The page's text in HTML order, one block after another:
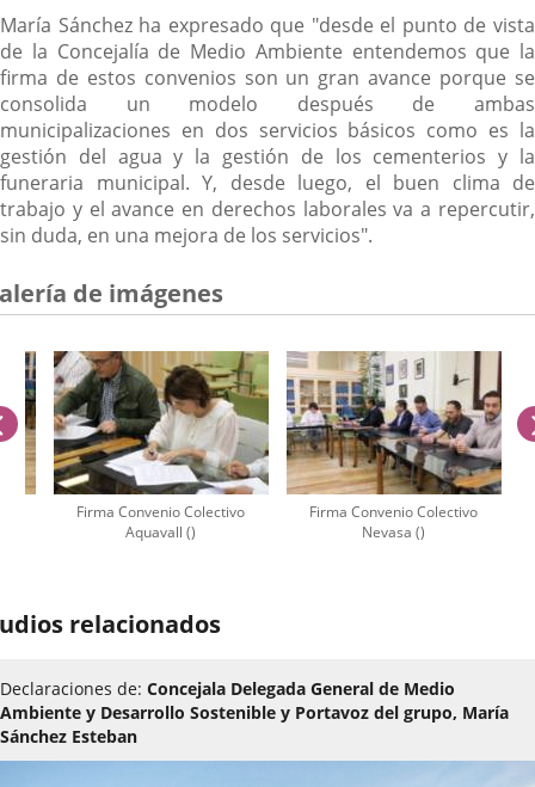
María Sánchez ha expresado que "desde el punto de vista
de la Concejalía de Medio Ambiente entendemos que la
firma de estos convenios son un gran avance porque se
consolida un modelo después de ambas
municipalizaciones en dos servicios básicos como es la
gestión del agua y la gestión de los cementerios y la
funeraria municipal. Y, desde luego, el buen clima de
trabajo y el avance en derechos laborales va a repercutir,
sin duda, en una mejora de los servicios".
de imágenes
Firma Convenio Colectivo
Aquavall ()
Firma Convenio Colectivo
Nevasa ()
anterior
relacionados
Declaraciones de: Concejala Delegada General de Medio
Ambiente y Desarrollo Sostenible y Portavoz del grupo, María
Sánchez Esteban